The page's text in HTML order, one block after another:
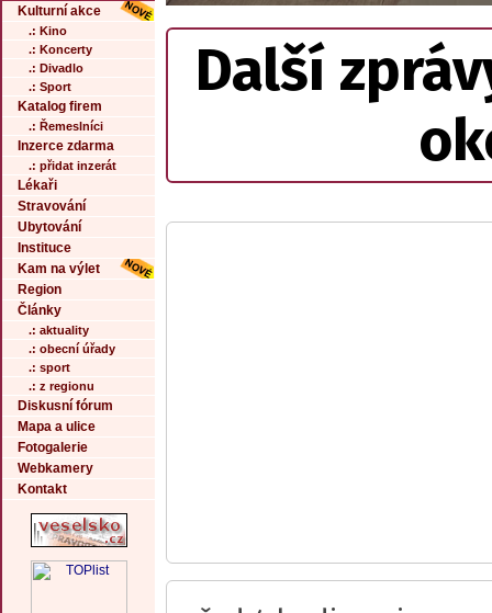
Kulturní akce
.: Kino
.: Koncerty
.: Divadlo
.: Sport
Katalog firem
.: Řemeslníci
Inzerce zdarma
.: přidat inzerát
Lékaři
Stravování
Ubytování
Instituce
Kam na výlet
Region
Články
.: aktuality
.: obecní úřady
.: sport
.: z regionu
Diskusní fórum
Mapa a ulice
Fotogalerie
Webkamery
Kontakt
Další